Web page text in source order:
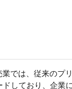
では、従来のプ
ドしており、企業